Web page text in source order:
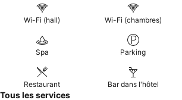
Wi-Fi (hall) Wi-Fi (chambres)
Spa Parking
Restaurant Bar dans l'hôtel
Tous les services